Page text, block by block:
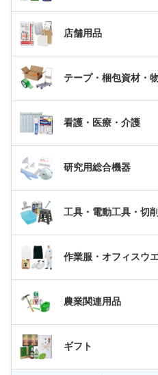
店舗用品
テープ・梱包資材・
看護・医療・介護
研究用総合機器
工具・電動工具・切
作業服・オフィスウ
農業関連用品
ギフト